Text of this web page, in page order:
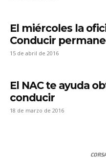
El miércoles la
Conducir
15 de abril de 2016
El NAC te ayuda
conducir
18 de marzo de 2016